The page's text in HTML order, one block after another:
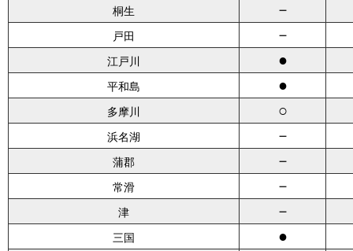
桐生
－
戸田 －
江戸川 ●
平和島 ●
多摩川 ○
浜名湖 －
蒲郡 －
常滑 －
津 －
三国 ●